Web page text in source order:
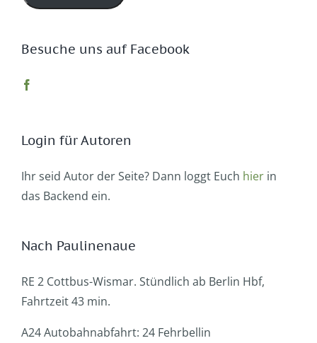
Besuche uns auf Facebook
Login für Autoren
Ihr seid Autor der Seite? Dann loggt Euch hier in
das Backend ein.
Nach Paulinenaue
RE 2 Cottbus-Wismar. Stündlich ab Berlin Hbf,
Fahrtzeit 43 min.
A24 Autobahnabfahrt: 24 Fehrbellin